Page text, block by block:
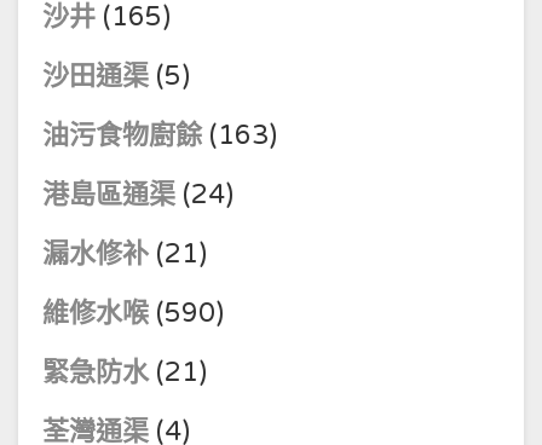
沙井 (165)
沙田通渠 (5)
油污食物廚餘(163)
港島區通渠 (24)
漏水修补 (21)
維修水喉 (590)
緊急防水(21)
荃灣通渠 (4)